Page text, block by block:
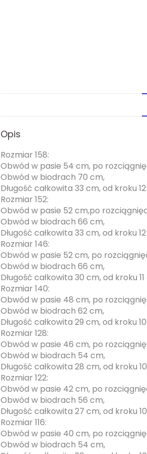
Opis
Rozmiar 158:
Obwód w pasie 54 cm, po
Obwód w biodrach 70 cm,
Długość całkowita 33 cm, od kroku
Rozmiar 152:
Obwód w pasie 52 cm,po
Obwód w biodrach 66 cm,
Długość całkowita 33 cm, od kroku
Rozmiar 146:
Obwód w pasie 52 cm, po
Obwód w biodrach 66 cm,
Długość całkowita 30 cm, od kroku
Rozmiar 140:
Obwód w pasie 48 cm, po
Obwód w biodrach 62 cm,
Długość całkowita 29 cm, od kroku
Rozmiar 128:
Obwód w pasie 46 cm, po
Obwód w biodrach 54 cm,
Długość całkowita 28 cm, od kroku
Rozmiar 122:
Obwód w pasie 42 cm, po
Obwód w biodrach 56 cm,
Długość całkowita 27 cm, od kroku
Rozmiar 116:
Obwód w pasie 40 cm, po
Obwód w biodrach 54 cm,